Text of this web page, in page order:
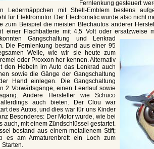
Fernlenkung gesteuert
Ledermäppchen mit Shell-Emblem bestens
für Elektromotor. Der Electromatic wurde also nicht
zum Beispiel die meisten Blechautos anderer
einer Flachbatterie mit 4,5 Volt oder ersatzweise
Gangschaltung und Lenkrad
Die Fernlenkung bestand aus einer 95
Welle, wie wir sie heute zum
oder Proxxon her kennen. Alternativ
den Hebeln im Auto das Lenkrad auch
sowie die Gänge der Gangschaltung
Hand einlegen. Die Gangschaltung
2 Vorwärtsgänge, einen Leerlauf sowie
Andere Hersteller wie Schuco
auch bieten. Der Clou war
des Autos, und dies war für uns Kinder
Besonderes: Der Motor wurde, wie bei
auch, mit einem Zündschlüssel gestartet.
bestand aus einem metallenem Stift;
es am Armaturenbrett ein Loch zum